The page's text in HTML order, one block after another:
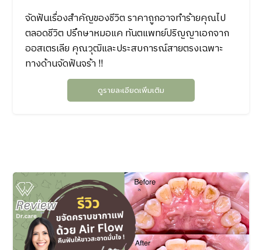
จัดฟันเรื่องสำคัญของชีวิต ราคาถูกอาจทำร้ายคุณไป
ตลอดชีวิต ปรึกษาหมอแค ทันตแพทย์ปริญญาเอกจาก
ออสเตรเลีย คุณวุฒิและประสบการณ์สายตรงเฉพาะ
ทางด้านจัดฟันจร้า !!
ดูรายละเอียดเพิ่มเติม